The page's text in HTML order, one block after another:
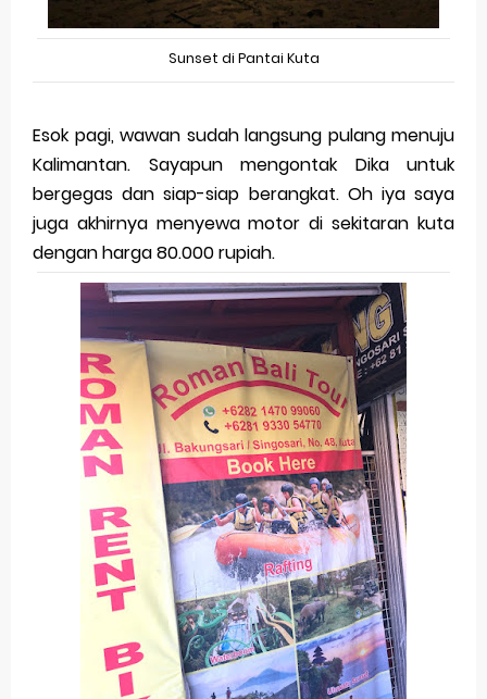
Sunset di Pantai Kuta
Esok pagi, wawan sudah langsung pulang menuju
Kalimantan. Sayapun mengontak Dika untuk
bergegas dan siap-siap berangkat. Oh iya saya
juga akhirnya menyewa motor di sekitaran kuta
dengan harga 80.000 rupiah.